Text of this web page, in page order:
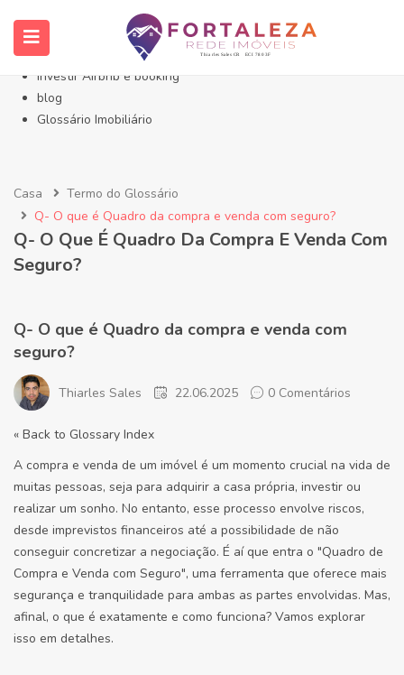
Início- Imóveis Fortaleza Eusébio
Imóveis em Fortaleza
Imóveis no Eusébio
Investir Airbnb e booking
blog
Glossário Imobiliário
Casa
Termo do Glossário
Q- O que é Quadro da compra e venda com seguro?
Q- O Que É Quadro Da Compra E Venda Com
Seguro?
Q- O que é Quadro da compra e venda com
seguro?
Thiarles Sales 22.06.2025 0 Comentários
« Back to Glossary Index
A compra e venda de um imóvel é um momento crucial na vida de
muitas pessoas, seja para adquirir a casa própria, investir ou
realizar um sonho. No entanto, esse processo envolve riscos,
desde imprevistos financeiros até a possibilidade de não
conseguir concretizar a negociação. É aí que entra o "Quadro de
Compra e Venda com Seguro", uma ferramenta que oferece mais
segurança e tranquilidade para ambas as partes envolvidas. Mas,
afinal, o que é exatamente e como funciona? Vamos explorar
isso em detalhes.